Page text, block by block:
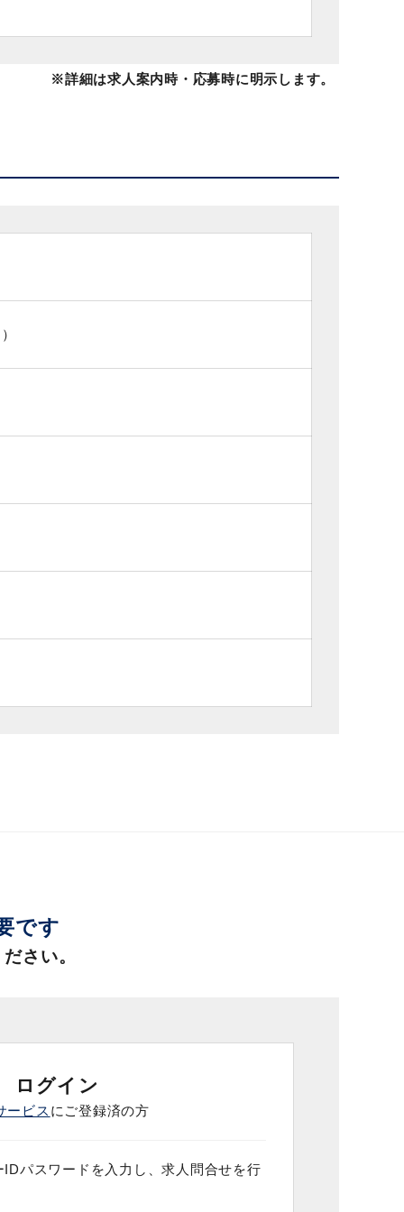
※詳細は求人案内時・応募時に明示します。
です
さい。
ログイン
ービス にご登録済の方
パスワードを入力し、求人問合せを行